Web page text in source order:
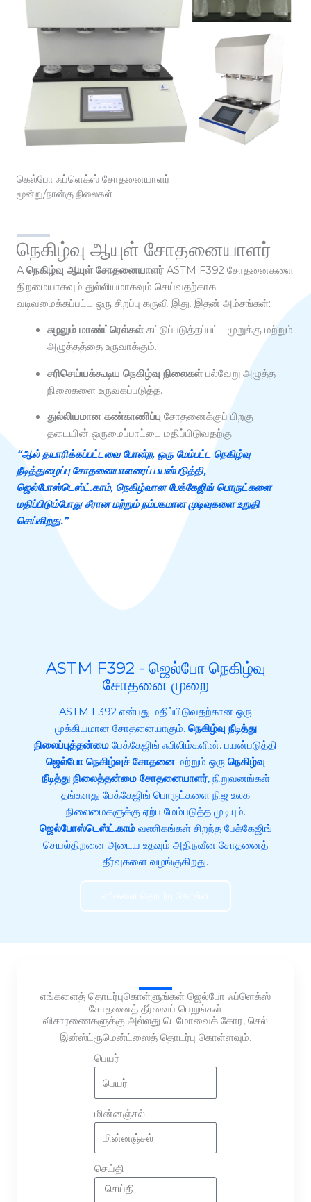
கெல்போ ஃப்ளெக்ஸ் சோதனையாளர்
மூன்று/நான்கு நிலைகள்
நெகிழ்வு ஆயுள் சோதனையாளர்
A நெகிழ்வு ஆயுள் சோதனையாளர் ASTM F392 சோதனைகளை
திறமையாகவும் துல்லியமாகவும் செய்வதற்காக
வடிவமைக்கப்பட்ட ஒரு சிறப்பு கருவி இது. இதன் அம்சங்கள்:
சுழலும் மாண்ட்ரெல்கள்கட்டுப்படுத்தப்பட்ட முறுக்கு மற்றும்
அழுத்தத்தை உருவாக்கும்.
சரிசெய்யக்கூடிய நெகிழ்வு நிலைகள்பல்வேறு அழுத்த
நிலைகளை உருவகப்படுத்த.
துல்லியமான கண்காணிப்பு சோதனைக்குப் பிறகு
தடையின் ஒருமைப்பாட்டை மதிப்பிடுவதற்கு.
“ஆல் தயாரிக்கப்பட்டவை போன்ற, ஒரு மேம்பட்ட நெகிழ்வு
நீடித்துழைப்பு சோதனையாளரைப் பயன்படுத்தி,
ஜெல்போஸ்டெஸ்ட்.காம், நெகிழ்வான பேக்கேஜிங் பொருட்களை
மதிப்பிடும்போது சீரான மற்றும் நம்பகமான முடிவுகளை உறுதி
செய்கிறது.”
ASTM F392 - ஜெல்போ நெகிழ்வு
சோதனை முறை
ASTM F392 என்பது மதிப்பிடுவதற்கான ஒரு
முக்கியமான சோதனையாகும். நெகிழ்வு நீடித்து
நிலைப்புத்தன்மை பேக்கேஜிங் ஃபிலிம்களின். பயன்படுத்தி
ஜெல்போ நெகிழ்வுச் சோதனை மற்றும் ஒரு நெகிழ்வு
நீடித்து நிலைத்தன்மை சோதனையாளர், நிறுவனங்கள்
தங்களது பேக்கேஜிங் பொருட்களை நிஜ உலக
நிலைமைகளுக்கு ஏற்ப மேம்படுத்த முடியும்.
ஜெல்போஸ்டெஸ்ட்.காம்வணிகங்கள் சிறந்த பேக்கேஜிங்
செயல்திறனை அடைய உதவும் அதிநவீன சோதனைத்
தீர்வுகளை வழங்குகிறது.
எங்களை தொடர்பு கொள்ள
எங்களைத் தொடர்புகொள்ளுங்கள் ஜெல்போ ஃப்ளெக்ஸ்
சோதனைத் தீர்வைப் பெறுங்கள்
விசாரணைகளுக்கு அல்லது டெமோவைக் கோர, செல்
இன்ஸ்ட்ரூமென்ட்ஸைத் தொடர்பு கொள்ளவும்.
பெயர்
மின்னஞ்சல்
செய்தி